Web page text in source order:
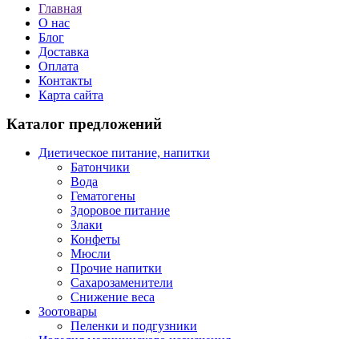
Главная
О нас
Блог
Доставка
Оплата
Контакты
Карта сайта
Каталог предложений
Диетическое питание, напитки
Батончики
Вода
Гематогены
Здоровое питание
Злаки
Конфеты
Мюсли
Прочие напитки
Сахарозаменители
Снижение веса
Зоотовары
Пеленки и подгузники